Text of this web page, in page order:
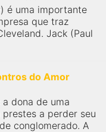
é uma importante
que traz
Jack (Paul
do Amor
dona de uma
a perder seu
conglomerado. A